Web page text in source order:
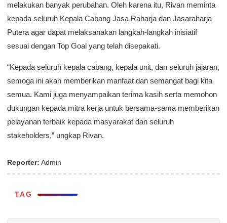
melakukan banyak perubahan. Oleh karena itu, Rivan meminta
kepada seluruh Kepala Cabang Jasa Raharja dan Jasaraharja
Putera agar dapat melaksanakan langkah-langkah inisiatif
sesuai dengan Top Goal yang telah disepakati.
“Kepada seluruh kepala cabang, kepala unit, dan seluruh jajaran,
semoga ini akan memberikan manfaat dan semangat bagi kita
semua. Kami juga menyampaikan terima kasih serta memohon
dukungan kepada mitra kerja untuk bersama-sama memberikan
pelayanan terbaik kepada masyarakat dan seluruh
stakeholders,” ungkap Rivan.
Reporter: Admin
TAG